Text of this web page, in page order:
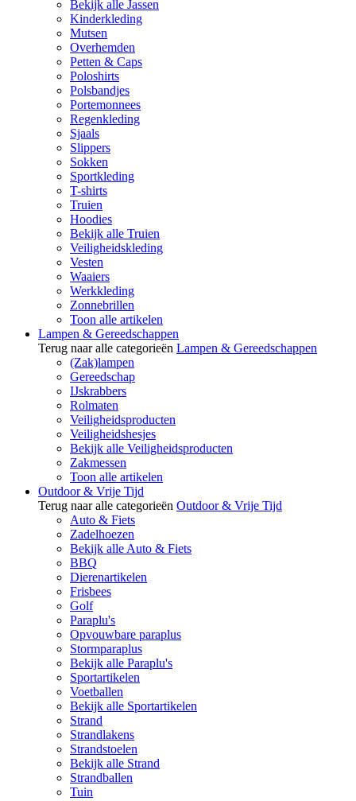
Bekijk alle Jassen
Kinderkleding
Mutsen
Overhemden
Petten & Caps
Poloshirts
Polsbandjes
Portemonnees
Regenkleding
Sjaals
Slippers
Sokken
Sportkleding
T-shirts
Truien
Hoodies
Bekijk alle Truien
Veiligheidskleding
Vesten
Waaiers
Werkkleding
Zonnebrillen
Toon alle artikelen
Lampen & Gereedschappen
Terug naar alle categorieën Lampen & Gereedschappen
(Zak)lampen
Gereedschap
IJskrabbers
Rolmaten
Veiligheidsproducten
Veiligheidshesjes
Bekijk alle Veiligheidsproducten
Zakmessen
Toon alle artikelen
Outdoor & Vrije Tijd
Terug naar alle categorieën Outdoor & Vrije Tijd
Auto & Fiets
Zadelhoezen
Bekijk alle Auto & Fiets
BBQ
Dierenartikelen
Frisbees
Golf
Paraplu's
Opvouwbare paraplus
Stormparaplus
Bekijk alle Paraplu's
Sportartikelen
Voetballen
Bekijk alle Sportartikelen
Strand
Strandlakens
Strandstoelen
Bekijk alle Strand
Strandballen
Tuin